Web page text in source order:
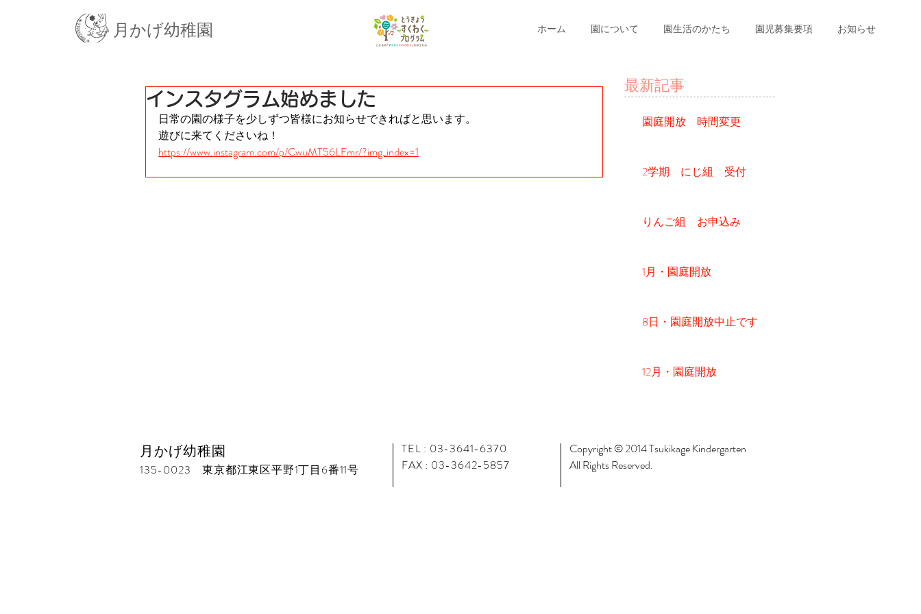
月かげ幼稚園 ホーム 園について 園生活のかたち 園児募集要項 お知らせ
インスタグラム始めました
日常の園の様子を少しずつ皆様にお知らせできればと思います。
遊びに来てくださいね！
https://www.instagram.com/p/CwuMT56LFmr/?img_index=1
最新記事
園庭開放 時間変更
2学期 にじ組 受付
りんご組 お申込み
1月・園庭開放
8日・園庭開放中止です
12月・園庭開放
月かげ幼稚園
135-0023 東京都江東区平野1丁目6番11号
TEL : 03-3641-6370
FAX : 03-3642-5857
Copyright © 2014 Tsukikage Kindergarten
All Rights Reserved.